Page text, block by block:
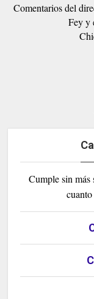
Comentarios del
Fey y
Cumple sin más